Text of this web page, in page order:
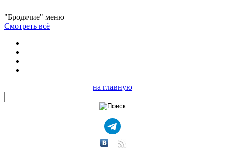
"Бродячие" меню
Смотреть всё
на главную